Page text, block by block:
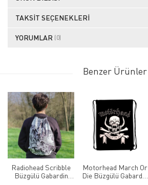
TAKSIT SEÇENEKLERI
YORUMLAR (0)
Benzer Ürünler
Radiohead Scribble
Büzgülü Gabardin
Motorhead March Or
Die Büzgülü Gabardin